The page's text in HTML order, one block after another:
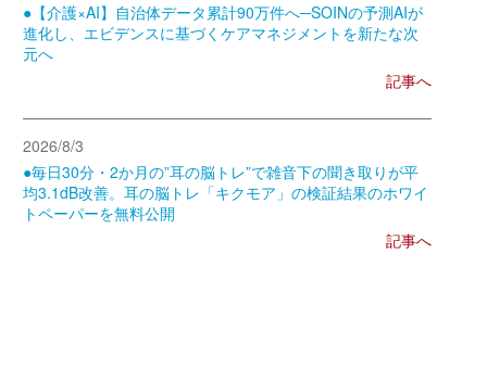
●【介護×AI】自治体データ累計90万件へ─SOINの予測AIが
進化し、エビデンスに基づくケアマネジメントを新たな次
元へ
記事へ
2026/8/3
●毎日30分・2か月の”耳の脳トレ”で雑音下の聞き取りが平
均3.1dB改善。耳の脳トレ「キクモア」の検証結果のホワイ
トペーパーを無料公開
記事へ